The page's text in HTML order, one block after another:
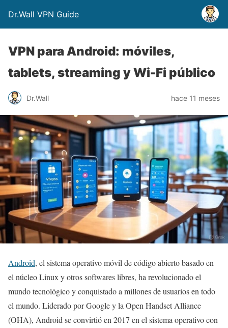
Dr.Wall VPN Guide
VPN para Android: móviles,
tablets, streaming y Wi-Fi público
Dr.Wall hace 11 meses
Android, el sistema operativo móvil de código abierto basado en
el núcleo Linux y otros softwares libres, ha revolucionado el
mundo tecnológico y conquistado a millones de usuarios en todo
el mundo. Liderado por Google y la Open Handset Alliance
(OHA), Android se convirtió en 2017 en el sistema operativo con